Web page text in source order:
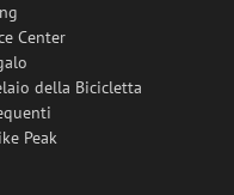
Center
della Bicicletta
Peak